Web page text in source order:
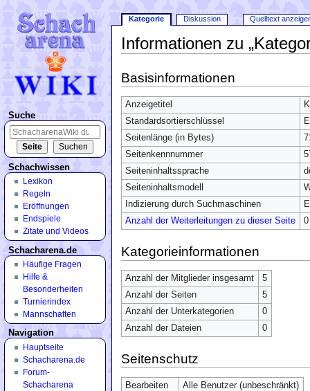
Informationen zu
Basisinformationen
Anzeigetitel
Standardsortierschlüssel
Seitenlänge (in Bytes)
Seitenkennnummer
Seiteninhaltssprache
Seiteninhaltsmodell
Indizierung durch Suchmaschinen
Anzahl der Weiterleitungen zu dieser Seite
0
Kategorieinformationen
Anzahl der Mitglieder insgesamt
5
Anzahl der Seiten
5
Anzahl der Unterkategorien
0
Anzahl der Dateien
0
Seitenschutz
Bearbeiten
Alle Benutzer (unbeschränkt)
Kategorie Diskussion Quelltext
Suche
Schachwissen
Lexikon
Regeln
Eröffnungen
Endspiele
Zitate und Videos
Schacharena.de
Häufige Fragen
Hilfe &
Besonderheiten
Turnierindex
Mannschaften
Navigation
Hauptseite
Schacharena.de
Forum-
Schacharena